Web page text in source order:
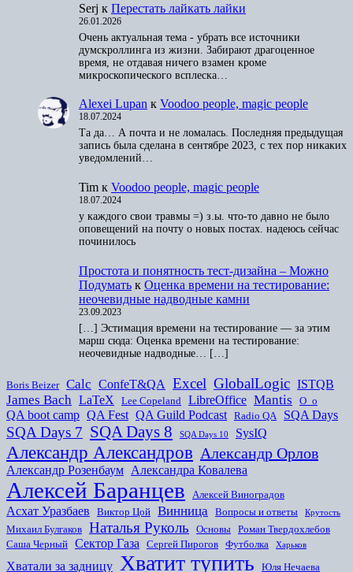
Serj к Перестать лайкать лайки
26.01.2026
Очень актуальная тема - убрать все источники
думскроллинга из жизни. Забирают драгоценное
время, не отдавая ничего взамен кроме
микроскопического всплеска…
Alexei Lupan к Voodoo people, magic people
18.07.2024
Та да… А почта и не ломалась. Последняя предыдущая
запись была сделана в сентябре 2023, с тех пор никаких
уведомлений…
Tim к Voodoo people, magic people
18.07.2024
у каждого свои травмы =) з.ы. что-то давно не было
оповещений на почту о новых постах. надеюсь сейчас
починилось
Простота и понятность тест-дизайна – Можно
Подумать к Оценка времени на тестирование:
неочевидные надводные камни
23.09.2023
[…] Эстимация времени на тестирование — за этим
марш сюда: Оценка времени на тестирование:
неочевидные надводные… […]
Boris Beizer Calc ConfeT&QA Excel GlobalLogic ISTQB
James Bach LaTeX Lee Copeland LibreOffice Mantis O_o
QA boot camp QA Fest QA Guild Podcast Radio QA SQA Days
SQA Days 7 SQA Days 8 SQA Days 10 SysIQ
Александр Александров Александр Орлов
Александр Розенбаум Александра Ковалева
Алексей Баранцев Алексей Виноградов
Асхат Уразбаев Виктор Цой Винница Вопросы и ответы Крутость
Михаил Булгаков Наталья Руколь Основы Роман Твердохлебов
Саша Черный Сектор Газа Сергей Пирогов Футболка Харьков
Хватали за задницу Хватит тупить Юля Нечаева